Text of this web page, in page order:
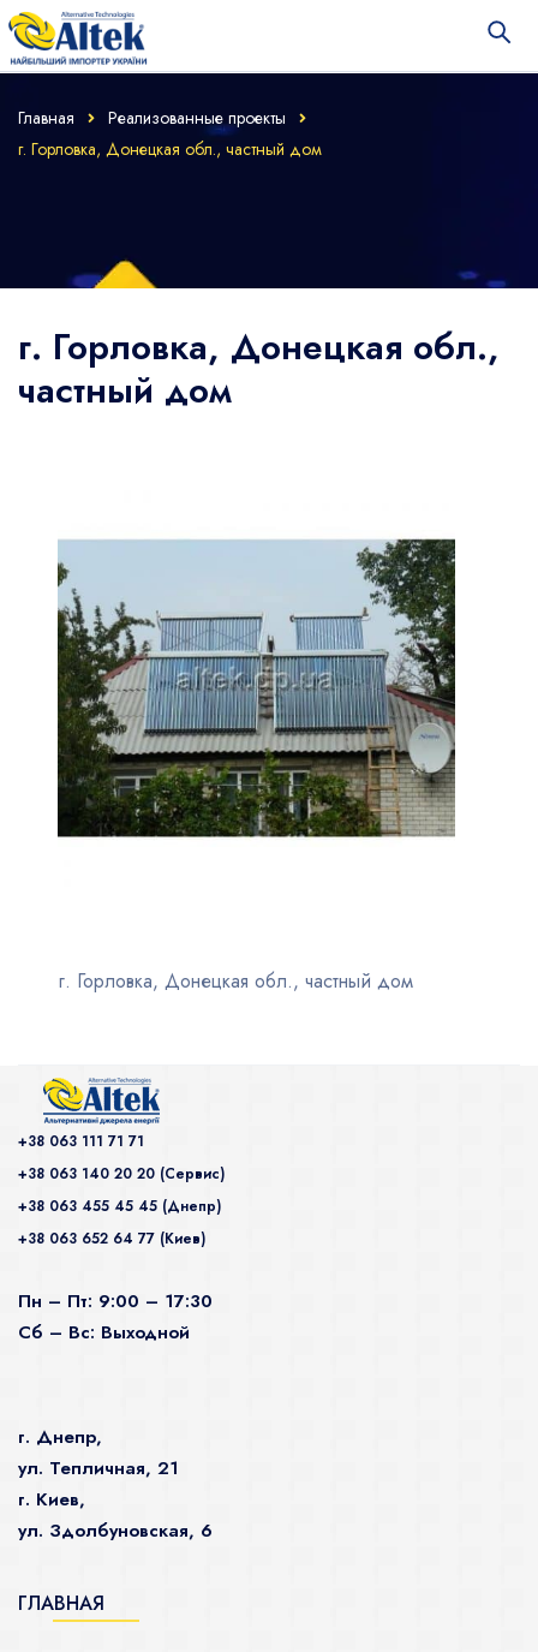
Главная
Реализованные проекты
г. Горловка, Донецкая обл., частный дом
г. Горловка, Донецкая обл.,
частный дом
г. Горловка, Донецкая обл., частный дом
+38 063 111 71 71
+38 063 140 20 20 (Сервис)
+38 063 455 45 45 (Днепр)
+38 063 652 64 77 (Киев)
Пн – Пт: 9:00 – 17:30
Сб – Вс: Выходной
г. Днепр,
ул. Тепличная, 21
г. Киев,
ул. Здолбуновская, 6
ГЛАВНАЯ